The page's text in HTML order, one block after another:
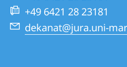
Website
+49 6421 28 23181
dekanat@jura.uni-